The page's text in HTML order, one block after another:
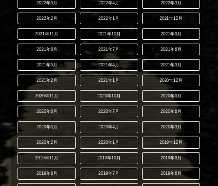
2022年5月 2022年4月 2022年3月
2022年2月 2022年1月 2021年12月
2021年11月 2021年10月 2021年9月
2021年8月 2021年7月 2021年6月
2021年5月 2021年4月 2021年3月
2021年2月 2021年1月 2020年12月
2020年11月 2020年10月 2020年9月
2020年8月 2020年7月 2020年6月
2020年5月 2020年4月 2020年3月
2020年2月 2020年1月 2019年12月
2019年11月 2019年10月 2019年9月
2019年8月 2019年7月 2019年6月